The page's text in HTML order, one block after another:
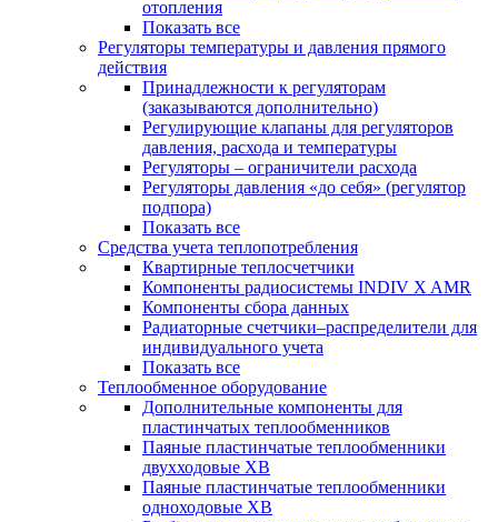
отопления
Показать все
Регуляторы температуры и давления прямого
действия
Принадлежности к регуляторам
(заказываются дополнительно)
Регулирующие клапаны для регуляторов
давления, расхода и температуры
Регуляторы – ограничители расхода
Регуляторы давления «до себя» (регулятор
подпора)
Показать все
Средства учета теплопотребления
Квартирные теплосчетчики
Компоненты радиосистемы INDIV X AMR
Компоненты сбора данных
Радиаторные счетчики–распределители для
индивидуального учета
Показать все
Теплообменное оборудование
Дополнительные компоненты для
пластинчатых теплообменников
Паяные пластинчатые теплообменники
двухходовые XB
Паяные пластинчатые теплообменники
одноходовые ХВ